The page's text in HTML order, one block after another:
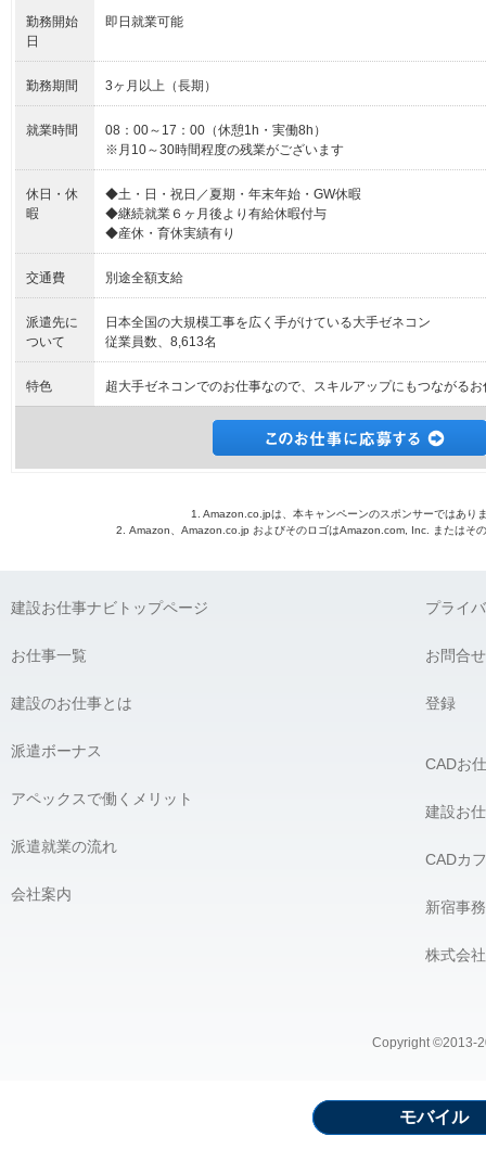
勤務開始
日
即日就業可能
勤務期間 3ヶ月以上（長期）
就業時間
08：00～17：00（休憩1h・実働8h）
※月10～30時間程度の残業がございます
休日・休
暇
◆土・日・祝日／夏期・年末年始・GW休暇
◆継続就業６ヶ月後より有給休暇付与
◆産休・育休実績有り
交通費 別途全額支給
派遣先に
ついて
日本全国の大規模工事を広く手がけている大手ゼネコン
従業員数、8,613名
特色 超大手ゼネコンでのお仕事なので、スキルアップにもつながる
1. Amazon.co.jpは、本キャンペーンのスポンサーではあり
2. Amazon、Amazon.co.jp およびそのロゴはAmazon.com, Inc. またはそ
建設お仕事ナビトップページ
お仕事一覧
建設のお仕事とは
派遣ボーナス
アペックスで働くメリット
派遣就業の流れ
会社案内
プライ
お問合せ
登録
CADお
建設お
CADカ
新宿事
株式会
Copyright ©2013-
モバイル